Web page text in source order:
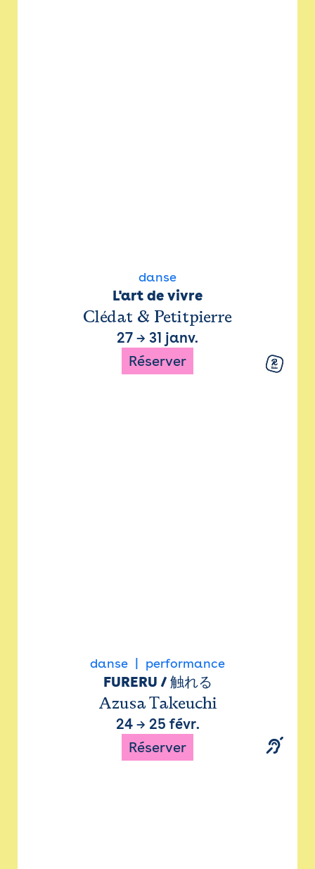
danse
L'art de vivre
Clédat & Petitpierre
27 → 31 janv.
Réserver
danse performance
FURERU / 触れる
Azusa Takeuchi
24→ 25 févr.
Réserver